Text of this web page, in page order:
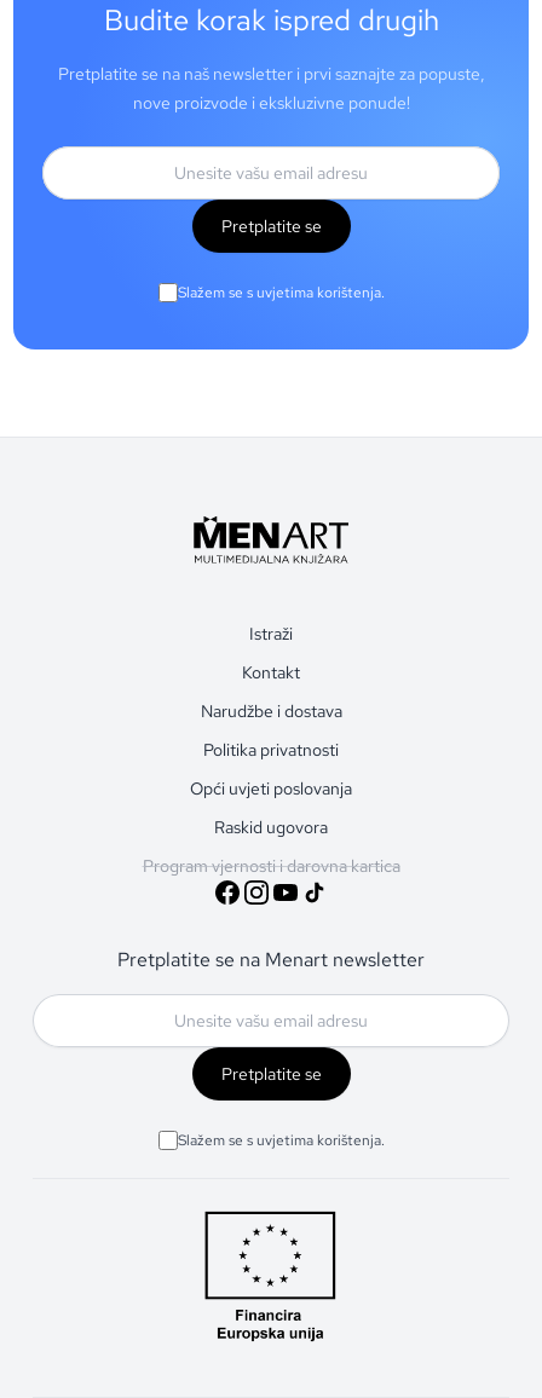
Budite korak ispred drugih
Pretplatite se na naš newsletter i prvi saznajte za popuste,
nove proizvode i ekskluzivne ponude!
Pretplatite se
Slažem se s uvjetima korištenja.
Istraži
Kontakt
Narudžbe i dostava
Politika privatnosti
Opći uvjeti poslovanja
Raskid ugovora
Program vjernosti i darovna kartica
Pretplatite se na Menart newsletter
Pretplatite se
Slažem se s uvjetima korištenja.